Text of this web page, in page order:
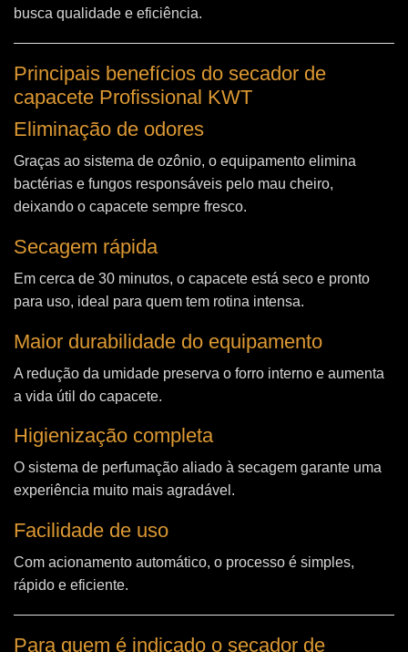
busca qualidade e eficiência.
Principais benefícios do secador de
capacete Profissional KWT
Eliminação de odores
Graças ao sistema de ozônio, o equipamento elimina
bactérias e fungos responsáveis pelo mau cheiro,
deixando o capacete sempre fresco.
Secagem rápida
Em cerca de 30 minutos, o capacete está seco e pronto
para uso, ideal para quem tem rotina intensa.
Maior durabilidade do equipamento
A redução da umidade preserva o forro interno e aumenta
a vida útil do capacete.
Higienização completa
O sistema de perfumação aliado à secagem garante uma
experiência muito mais agradável.
Facilidade de uso
Com acionamento automático, o processo é simples,
rápido e eficiente.
Para quem é indicado o secador de